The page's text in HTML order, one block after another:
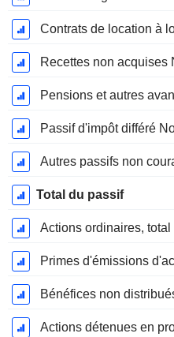
Contrats de location à
Recettes non acquises
Passif d'impôt différé
Autres passifs non
Total du passif
Actions ordinaires, total
Primes d'émissions
Bénéfices non
Actions détenues en